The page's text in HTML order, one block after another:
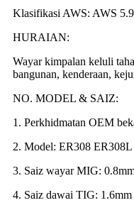
Klasifikasi AWS: AWS 5.9
HURAIAN:
Wayar kimpalan keluli
bangunan, kenderaan,
NO. MODEL & SAIZ:
1. Perkhidmatan OEM
2. Model: ER308
3. Saiz wayar MIG:
4. Saiz dawai TIG: